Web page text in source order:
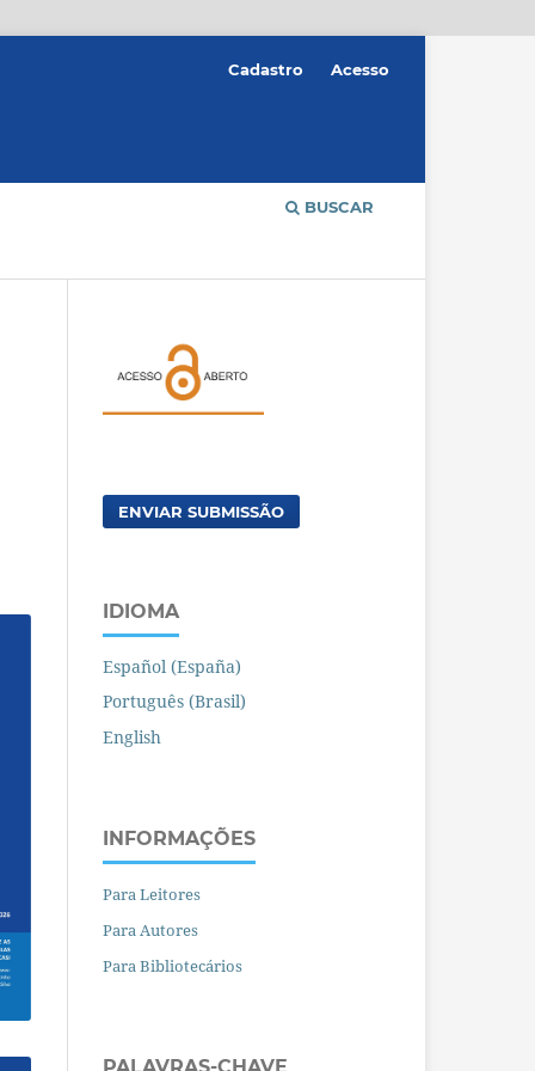
BUSCAR
Cadastro Acesso
ENVIAR SUBMISSÃO
IDIOMA
Español (España)
Português (Brasil)
English
INFORMAÇÕES
Para Leitores
Para Autores
Para Bibliotecários